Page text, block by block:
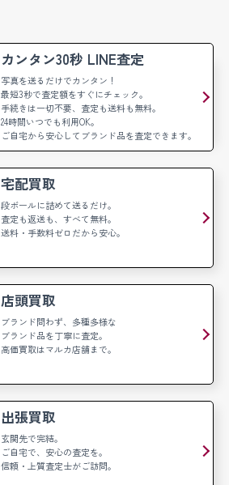
カンタン30秒 LINE査定
写真を送るだけでカンタン！
最短3秒で査定額をすぐにチェック。
手続きは一切不要、査定も送料も無料。
24時間いつでも利用OK。
ご自宅から安心してブランド品を査定できます。
宅配買取
段ボールに詰めて送るだけ。
査定も返送も、すべて無料。
送料・手数料ゼロだから安心。
店頭買取
ブランド問わず、多種多様な
ブランド品を丁寧に査定。
高価買取はマルカ店舗まで。
出張買取
玄関先で完結。
ご自宅で、安心の査定を。
信頼・上質査定士がご訪問。